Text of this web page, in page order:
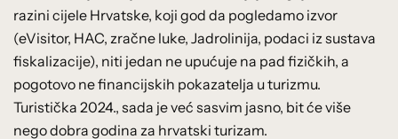
razini cijele Hrvatske, koji god da pogledamo izvor
(eVisitor, HAC, zračne luke, Jadrolinija, podaci iz sustava
fiskalizacije), niti jedan ne upućuje na pad fizičkih, a
pogotovo ne financijskih pokazatelja u turizmu.
Turistička 2024., sada je već sasvim jasno, bit će više
nego dobra godina za hrvatski turizam.